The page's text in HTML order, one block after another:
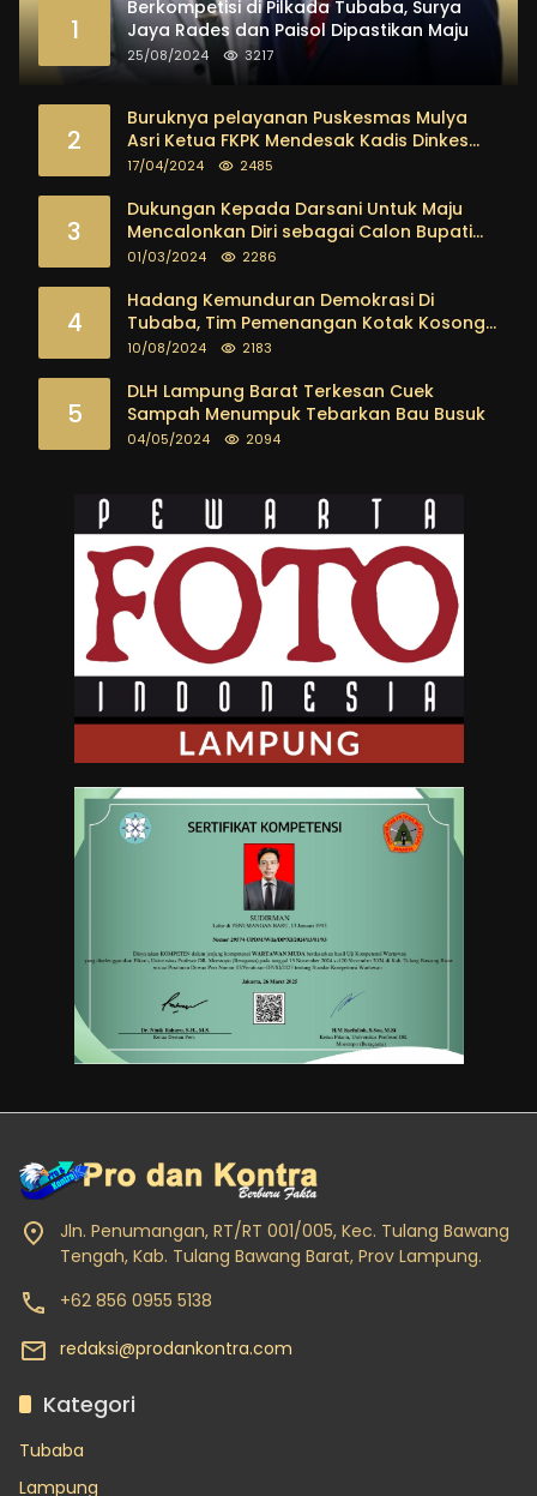
1
Berkompetisi di Pilkada Tubaba, Surya
Jaya Rades dan Paisol Dipastikan Maju
25/08/2024 3217
2
Buruknya pelayanan Puskesmas Mulya
Asri Ketua FKPK Mendesak Kadis Dinkes
Tubaba Ambil Tindakan Tegas
17/04/2024 2485
3
Dukungan Kepada Darsani Untuk Maju
Mencalonkan Diri sebagai Calon Bupati
Tubaba Terus Mengalir Baik Dari
masyarakat
01/03/2024 2286
4
Hadang Kemunduran Demokrasi Di
Tubaba, Tim Pemenangan Kotak Kosong
Segera Dibentuk
10/08/2024 2183
5
DLH Lampung Barat Terkesan Cuek
Sampah Menumpuk Tebarkan Bau Busuk
04/05/2024 2094
Jln. Penumangan, RT/RT 001/005, Kec. Tulang Bawang
Tengah, Kab. Tulang Bawang Barat, Prov Lampung.
+62 856 0955 5138
redaksi@prodankontra.com
Kategori
Tubaba
Lampung